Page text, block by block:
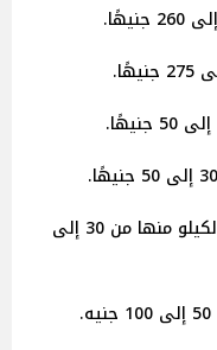
- أما عن سعر المكرونة المجمدة فبلغ الكيلو منها من 30 إلى